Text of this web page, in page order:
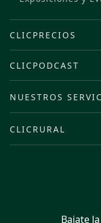
CLICPRECIOS
CLICPODCAST
NUESTROS
CLICRURAL
Bajate la